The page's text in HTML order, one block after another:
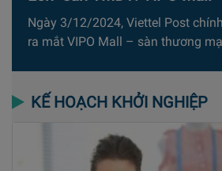
Ngày 3/12/2024, Viettel Post
ra mắt VIPO Mall – sàn thương
KẾ HOẠCH KHỞI NGHIỆP